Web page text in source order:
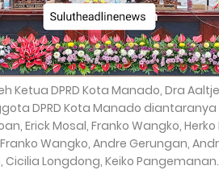
Ketua DPRD Kota Manado, Dra
DPRD Kota Manado diantaranya
Erick Mosal, Franko Wangko,
Wangko, Andre Gerungan,
Cicilia Longdong, Keiko Pangemanan.